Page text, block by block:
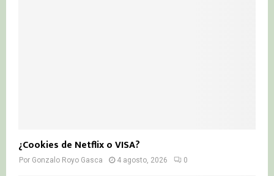
¿Cookies de Netflix o VISA?
Por Gonzalo Royo Gasca 4 agosto, 2026 0